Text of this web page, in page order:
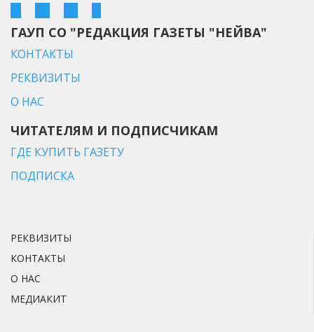
ГАУП СО "РЕДАКЦИЯ ГАЗЕТЫ "НЕЙВА"
КОНТАКТЫ
РЕКВИЗИТЫ
О НАС
ЧИТАТЕЛЯМ И ПОДПИСЧИКАМ
ГДЕ КУПИТЬ ГАЗЕТУ
ПОДПИСКА
РЕКВИЗИТЫ
КОНТАКТЫ
О НАС
МЕДИАКИТ